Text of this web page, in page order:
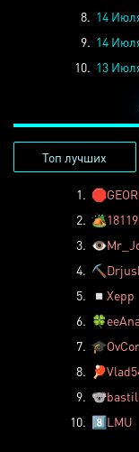
8. 14
9. 14
10. 13
Топ лучших
1. 🛑
2. 🏕️
3. 👁️
4. ⛏️
5.
◽ Xepp
6. 🍀
7. 🎓
8.
🏓
9. 🐨
10. 8️⃣LMU